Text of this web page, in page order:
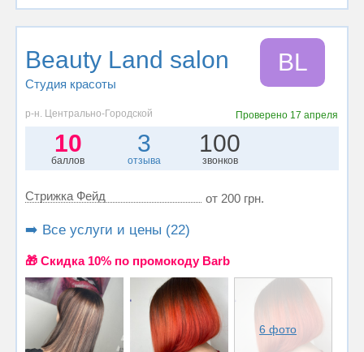
Beauty Land salon
Студия красоты
BL
р-н. Центрально-Городской Проверено 17 апреля
10
баллов
3
отзыва
100
звонков
Стрижка Фейд от 200 грн.
➡️ Все услуги и цены (22)
🎁 Cкидка 10% по промокоду Barb
6 фото